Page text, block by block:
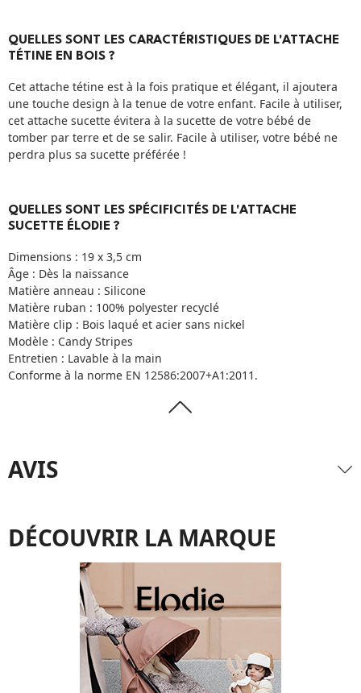
QUELLES SONT LES CARACTÉRISTIQUES DE L'ATTACHE
TÉTINE EN BOIS ?
Cet attache tétine est à la fois pratique et élégant, il ajoutera
une touche design à la tenue de votre enfant. Facile à utiliser,
cet attache sucette évitera à la sucette de votre bébé de
tomber par terre et de se salir. Facile à utiliser, votre bébé ne
perdra plus sa sucette préférée !
QUELLES SONT LES SPÉCIFICITÉS DE L'ATTACHE
SUCETTE ÉLODIE ?
Dimensions : 19 x 3,5 cm
Âge : Dès la naissance
Matière anneau : Silicone
Matière ruban : 100% polyester recyclé
Matière clip : Bois laqué et acier sans nickel
Modèle : Candy Stripes
Entretien : Lavable à la main
Conforme à la norme EN 12586:2007+A1:2011.
AVIS
DÉCOUVRIR LA MARQUE